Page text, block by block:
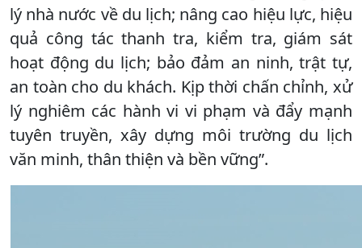
lý nhà nước về du lịch; nâng cao hiệu lực, hiệu
quả công tác thanh tra, kiểm tra, giám sát
hoạt động du lịch; bảo đảm an ninh, trật tự,
an toàn cho du khách. Kịp thời chấn chỉnh, xử
lý nghiêm các hành vi vi phạm và đẩy mạnh
tuyên truyền, xây dựng môi trường du lịch
văn minh, thân thiện và bền vững”.